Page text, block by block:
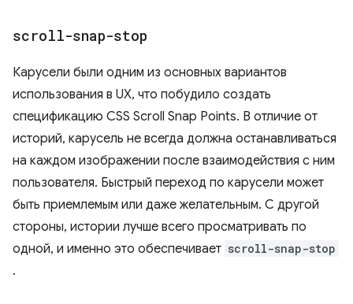
scroll-snap-stop
Карусели были одним из основных вариантов
использования в UX, что побудило создать
спецификацию CSS Scroll Snap Points. В отличие от
историй, карусель не всегда должна останавливаться
на каждом изображении после взаимодействия с ним
пользователя. Быстрый переход по карусели может
быть приемлемым или даже желательным. С другой
стороны, истории лучше всего просматривать по
одной, и именно это обеспечивает scroll-snap-stop
.